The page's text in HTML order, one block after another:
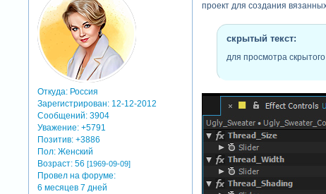
Откуда: Россия
Зарегистрирован: 12-12-2012
Сообщений: 3904
Уважение: +5791
Позитив: +3886
Пол: Женский
Возраст: 56[1969-09-09]
Провел на форуме:
6 месяцев 7 дней
проект для создания
скрытый текст:
для просмотра скрытого